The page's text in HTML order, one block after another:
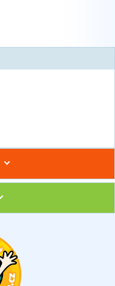
v kurzech STOBu
odborníka STOBu ve